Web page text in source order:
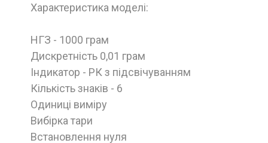
Характеристика моделі:
НГЗ - 1000 грам
Дискретність 0,01 грам
Індикатор - РК з підсвічуванням
Кількість знаків - 6
Одиниці виміру
Вибірка тари
Встановлення нуля